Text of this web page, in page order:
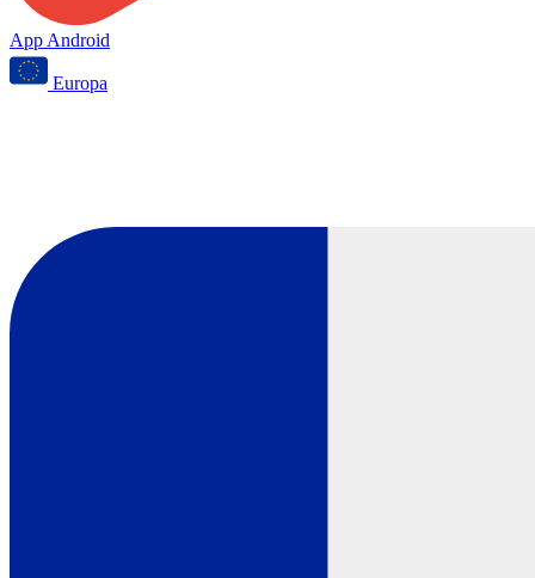
App Android
Europa